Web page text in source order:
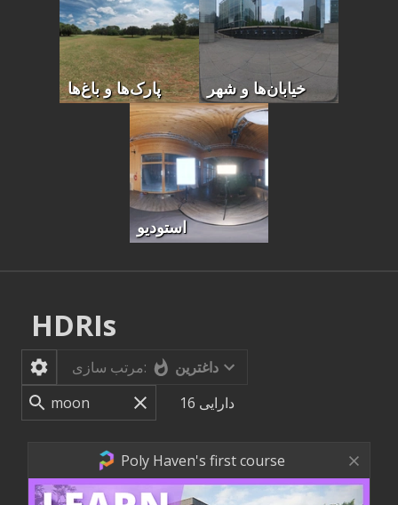
پارک‌ها و باغ‌ها خیابان‌ها و شهر
استودیو
HDRIs
مرتب سازی:
داغترین
16 دارایی
Poly Haven's first course